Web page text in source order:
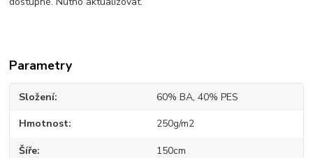
Parametry
Složení 60% BA, 40% PES
Hmotnost 250g/m2
Šíře 150cm